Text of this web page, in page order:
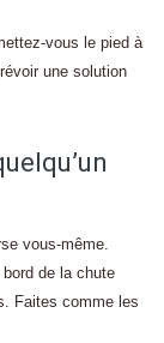
vous le pied à
une solution
vous-même.
de la chute
Faites comme les